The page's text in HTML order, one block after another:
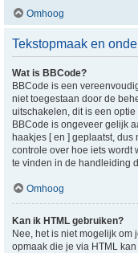
Omhoog
Tekstopmaak en
Wat is BBCode?
BBCode is een
niet toegestaan door de
uitschakelen, dit is een
BBCode is ongeveer gelijk
haakjes [ en ] geplaatst,
controle over hoe iets wordt
te vinden in de handleiding
Omhoog
Kan ik HTML gebruiken?
Nee, het is niet mogelijk om
opmaak die je via HTML